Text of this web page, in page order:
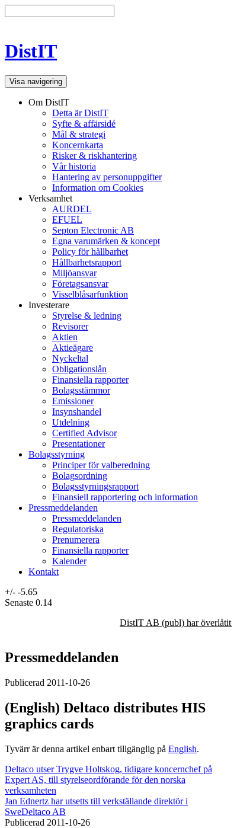
DistIT
Visa navigering
Om DistIT
Detta är DistIT
Syfte & affärsidé
Mål & strategi
Koncernkarta
Risker & riskhantering
Vår historia
Hantering av personuppgifter
Information om Cookies
Verksamhet
AURDEL
EFUEL
Septon Electronic AB
Egna varumärken & koncept
Policy för hållbarhet
Hållbarhetsrapport
Miljöansvar
Företagsansvar
Visselblåsarfunktion
Investerare
Styrelse & ledning
Revisorer
Aktien
Aktieägare
Nyckeltal
Obligationslån
Finansiella rapporter
Bolagsstämmor
Emissioner
Insynshandel
Utdelning
Certified Advisor
Presentationer
Bolagsstyrning
Principer för valberedning
Bolagsordning
Bolagsstyrningsrapport
Finansiell rapportering och information
Pressmeddelanden
Pressmeddelanden
Regulatoriska
Prenumerera
Finansiella rapporter
Kalender
Kontakt
+/- -5.65
Senaste 0.14
DistIT AB (publ) har överlåtit
Pressmeddelanden
Publicerad 2011-10-26
(English) Deltaco distributes HIS
graphics cards
Tyvärr är denna artikel enbart tillgänglig på English.
Deltaco utser Trygve Holtskog, tidigare koncernchef på
Expert AS, till styrelseordförande för den norska
verksamheten
Jan Ednertz har utsetts till verkställande direktör i
SweDeltaco AB
Publicerad 2011-10-26